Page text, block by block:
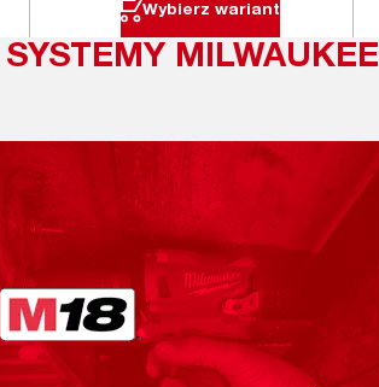
Wybierz wariant
SYSTEMY MILWAUKEE